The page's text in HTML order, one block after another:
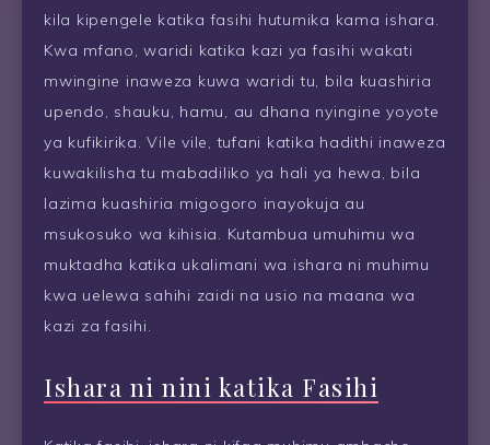
kila kipengele katika fasihi hutumika kama ishara.
Kwa mfano, waridi katika kazi ya fasihi wakati
mwingine inaweza kuwa waridi tu, bila kuashiria
upendo, shauku, hamu, au dhana nyingine yoyote
ya kufikirika. Vile vile, tufani katika hadithi inaweza
kuwakilisha tu mabadiliko ya hali ya hewa, bila
lazima kuashiria migogoro inayokuja au
msukosuko wa kihisia. Kutambua umuhimu wa
muktadha katika ukalimani wa ishara ni muhimu
kwa uelewa sahihi zaidi na usio na maana wa
kazi za fasihi.
Ishara ni nini katika Fasihi